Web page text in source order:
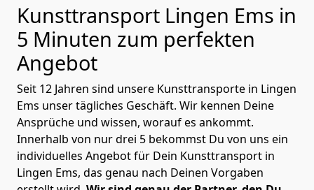
Kunsttransport Lingen Ems in
5 Minuten zum perfekten
Angebot
Seit 12 Jahren sind unsere Kunsttransporte in Lingen
Ems unser tägliches Geschäft. Wir kennen Deine
Ansprüche und wissen, worauf es ankommt.
Innerhalb von nur drei 5 bekommst Du von uns ein
individuelles Angebot für Dein Kunsttransport in
Lingen Ems, das genau nach Deinen Vorgaben